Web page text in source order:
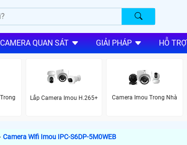
CAMERA QUAN SÁT GIẢI PHÁP HỖ TRỢ
Lắp Camera Imou H.265+ Camera Imou Trong Nhà
Camera Wifi Imou IPC-S6DP-5M0WEB